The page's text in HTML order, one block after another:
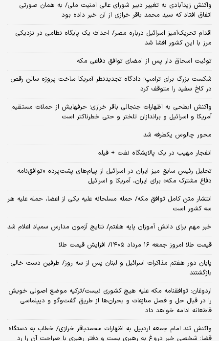
واکنش زیدآبادی به تغییر دبیر شورای عالی امنیت ملی/ به همان صورتی
اتفاق افتاد که سید محمد باقر خرازی از آن خبر داده بود
اقدام تحریک‌آمیز اسرائیل درباره مصر/ احداث یک پایگاه نظامی در نزدیکی
مرز با این کشور افشا شد
توئیت اسحاق دار پس از امضای توافق دفاعی مکه
شکست بزرگ برای ترامپ؛ دادگاه تجدیدنظر آمریکا ساخت پروژه سالن رقص
در کاخ سفید را متوقف کرد
واکنش ابطحی به اظهارات جنجالی باقر خرازی؛ حرفهایش از حملات مستقیم
آمریکا و اسرائیل و براندازان تلختر و حتی خطرناکتر است
محور چالوس یکطرفه شد
انفجار مهیب در یک پالایشگاه نفت + فیلم
تحلیل رئیس سابق میز ایران در اسرائیل از پیام‌های پشت‌پرده «توافق‌نامه
دفاع مشترک مکه» برای ایران، آمریکا و اسرائیل
انتشار متن کامل توافق مکه/ حمله مسلحانه علیه یکی از اعضا، حمله علیه هر
سه کشور است
خبر مهم برای دانش آموزان پایه هفتم/ نتایج آزمون مدارس سمپاد اعلام شد
قیمت طلا امروز جمعه ۱۶ مرداد ۱۴۰۵/ افزایش قیمت طلا
پایان دور هفتم مذاکرات اسرائیل و لبنان پس از سه روز/ طرفین دست خالی
بازگشتند
اردوغان: توافقنامه مکه علیه هیچ کشوری نیست/ترکیه موضع اصولی خویش
را در قبال حل و فصل منازعات و بحران‌ها از طریق گفت‌وگو و دیپلماسی
قاطعانه ادامه خواهد داد
واکنش تند امام جمعه اردبیل به اظهارات محمدباقر خرازی/ خطاب به دستگاه
قضا: شخصی خبر دروغ به رهبری بست و دفتر رهبری با صراحت آن را رد